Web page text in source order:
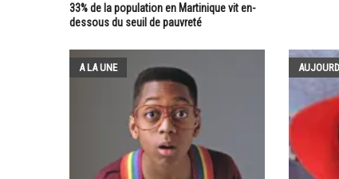
33% de la population en Martinique vit en-
dessous du seuil de pauvreté
A LA UNE